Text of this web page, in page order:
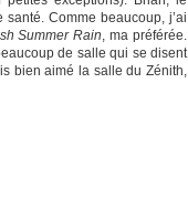
Comme beaucoup, j’ai
Summer Rain, ma préférée.
de salle qui se disent
bien aimé la salle du Zénith,